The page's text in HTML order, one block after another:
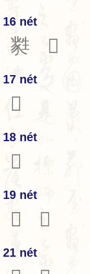
16 nét
㽔 𤯶
17 nét
𤯷
18 nét
𤯾
19 nét
𤯼 𤯽
21 nét